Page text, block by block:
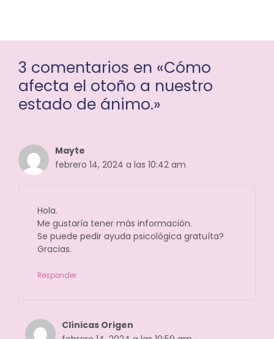
3 comentarios en «Cómo
afecta el otoño a nuestro
estado de ánimo.»
Mayte
febrero 14, 2024 a las 10:42 am
Hola.
Me gustaría tener más información.
Se puede pedir ayuda psicológica gratuíta?
Gracias.
Responder
Clínicas Origen